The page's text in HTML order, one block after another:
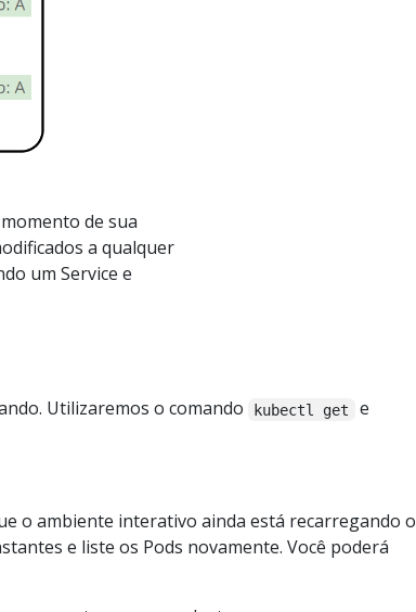
de sua
a qualquer
um Service e
Utilizaremos o comando kubectl get
e
o ambiente interativo ainda está recarregando o
e liste os Pods novamente. Você poderá